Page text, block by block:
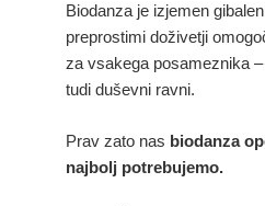
Biodanza je izjemen
preprostimi doživetji
za vsakega posameznika
tudi duševni ravni.
Prav zato nas biodanza
najbolj potrebujemo.